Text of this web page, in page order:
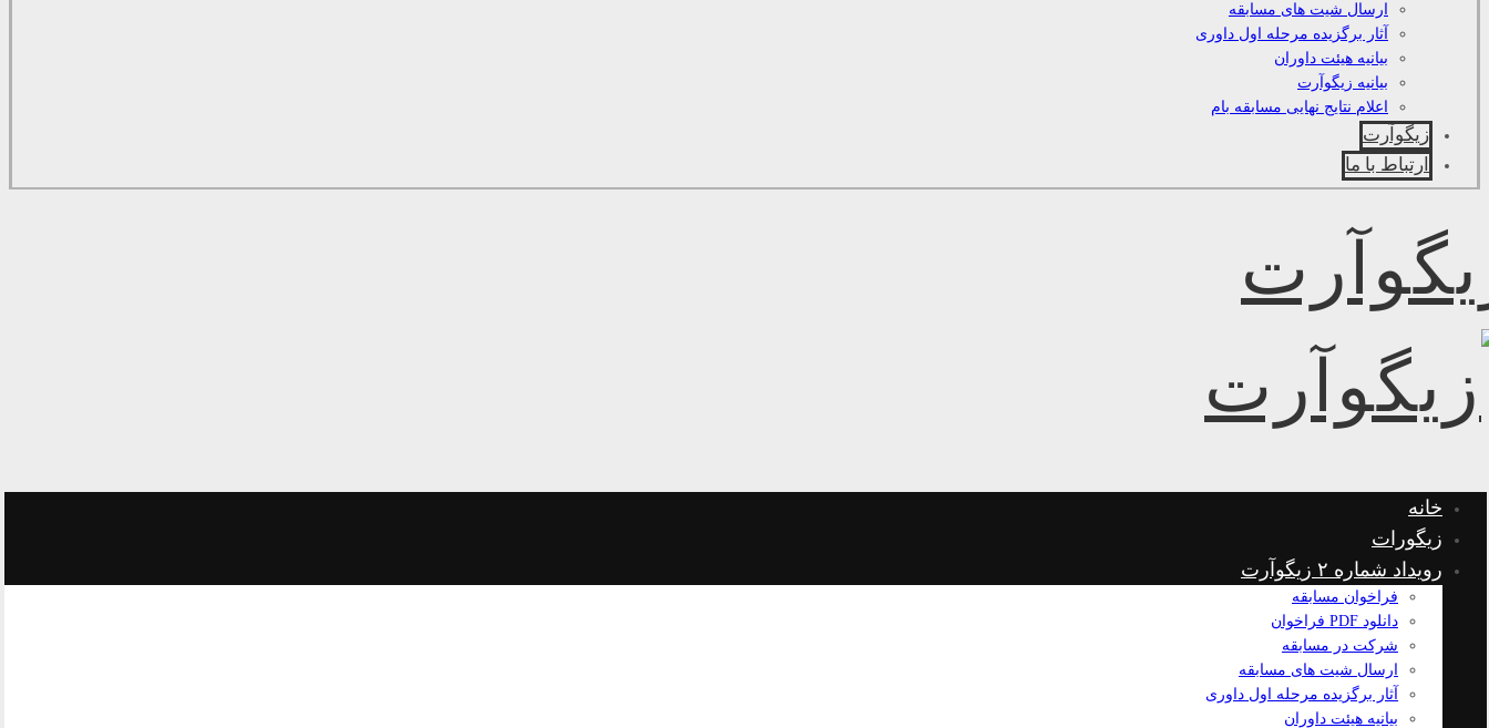
ارسال شیت های مسابقه
آثار برگزیده مرحله اول داوری
بیانیه هیئت داوران
بیانیه زیگوآرت
اعلام نتایج نهایی مسابقه بام
زیگوآرت
ارتباط با ما
خانه
زیگورات
رویداد شماره ۲ زیگوآرت
فراخوان مسابقه
دانلود PDF فراخوان
شرکت در مسابقه
ارسال شیت های مسابقه
آثار برگزیده مرحله اول داوری
بیانیه هیئت داوران